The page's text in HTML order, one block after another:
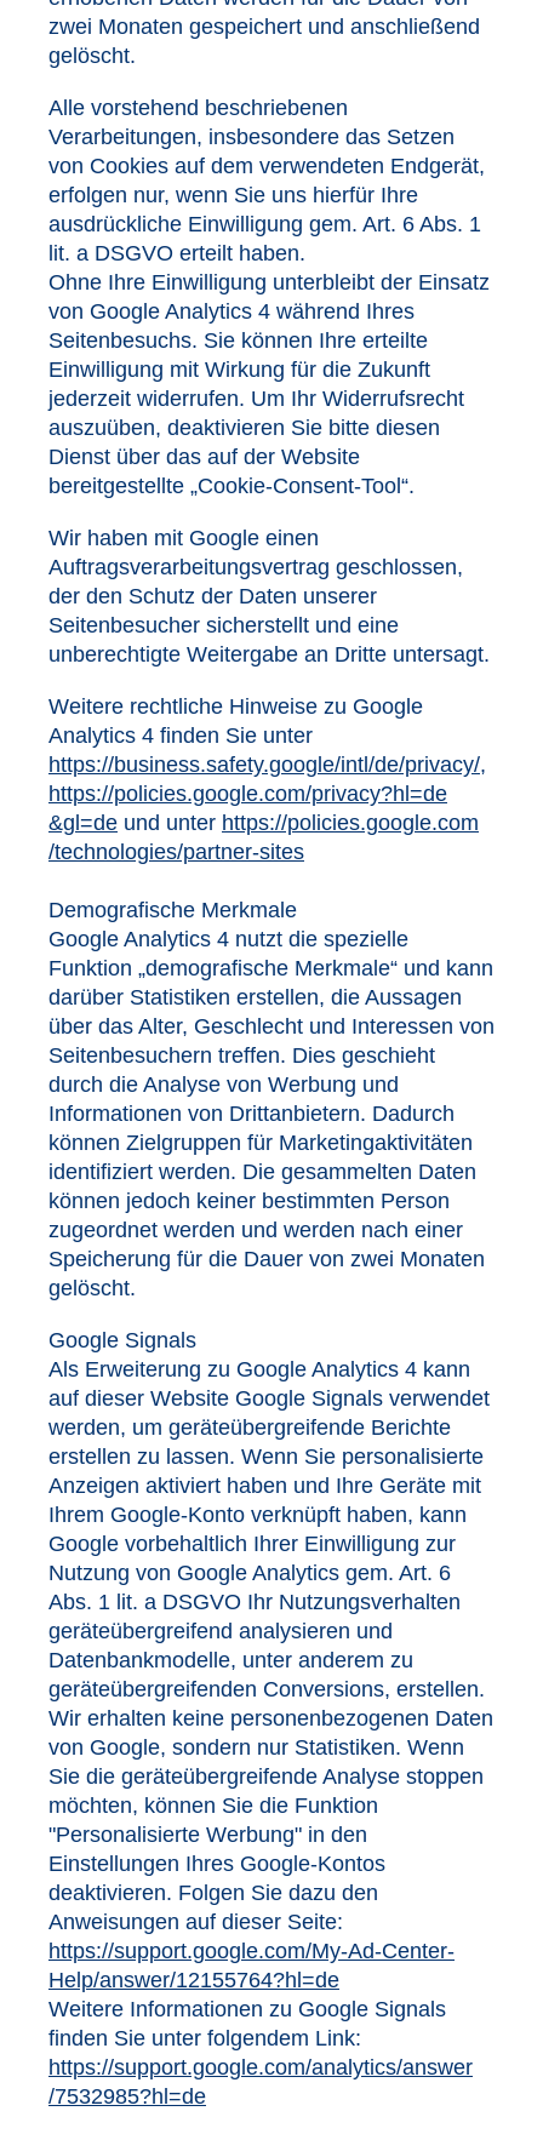
zwei Monaten gespeichert und anschließend
gelöscht.
Alle vorstehend beschriebenen
Verarbeitungen, insbesondere das Setzen
von Cookies auf dem verwendeten Endgerät,
erfolgen nur, wenn Sie uns hierfür Ihre
ausdrückliche Einwilligung gem. Art. 6 Abs. 1
lit. a DSGVO erteilt haben.
Ohne Ihre Einwilligung unterbleibt der Einsatz
von Google Analytics 4 während Ihres
Seitenbesuchs. Sie können Ihre erteilte
Einwilligung mit Wirkung für die Zukunft
jederzeit widerrufen. Um Ihr Widerrufsrecht
auszuüben, deaktivieren Sie bitte diesen
Dienst über das auf der Website
bereitgestellte „Cookie-Consent-Tool“.
Wir haben mit Google einen
Auftragsverarbeitungsvertrag geschlossen,
der den Schutz der Daten unserer
Seitenbesucher sicherstellt und eine
unberechtigte Weitergabe an Dritte untersagt.
Weitere rechtliche Hinweise zu Google
Analytics 4 finden Sie unter
https://business.safety.google/intl /de/privacy/,
https://policies.google.com/privacy?hl=de
&gl=de und unter https://policies.google.com
/technologies/partner-sites
Demografische Merkmale
Google Analytics 4 nutzt die spezielle
Funktion „demografische Merkmale“ und kann
darüber Statistiken erstellen, die Aussagen
über das Alter, Geschlecht und Interessen von
Seitenbesuchern treffen. Dies geschieht
durch die Analyse von Werbung und
Informationen von Drittanbietern. Dadurch
können Zielgruppen für Marketingaktivitäten
identifiziert werden. Die gesammelten Daten
können jedoch keiner bestimmten Person
zugeordnet werden und werden nach einer
Speicherung für die Dauer von zwei Monaten
gelöscht.
Google Signals
Als Erweiterung zu Google Analytics 4 kann
auf dieser Website Google Signals verwendet
werden, um geräteübergreifende Berichte
erstellen zu lassen. Wenn Sie personalisierte
Anzeigen aktiviert haben und Ihre Geräte mit
Ihrem Google-Konto verknüpft haben, kann
Google vorbehaltlich Ihrer Einwilligung zur
Nutzung von Google Analytics gem. Art. 6
Abs. 1 lit. a DSGVO Ihr Nutzungsverhalten
geräteübergreifend analysieren und
Datenbankmodelle, unter anderem zu
geräteübergreifenden Conversions, erstellen.
Wir erhalten keine personenbezogenen Daten
von Google, sondern nur Statistiken. Wenn
Sie die geräteübergreifende Analyse stoppen
möchten, können Sie die Funktion
"Personalisierte Werbung" in den
Einstellungen Ihres Google-Kontos
deaktivieren. Folgen Sie dazu den
Anweisungen auf dieser Seite:
https://support.google.com/My-Ad-Center-
Help/answer/12155764?hl=de
Weitere Informationen zu Google Signals
finden Sie unter folgendem Link:
https://support.google.com/analytics/answer
/7532985?hl=de